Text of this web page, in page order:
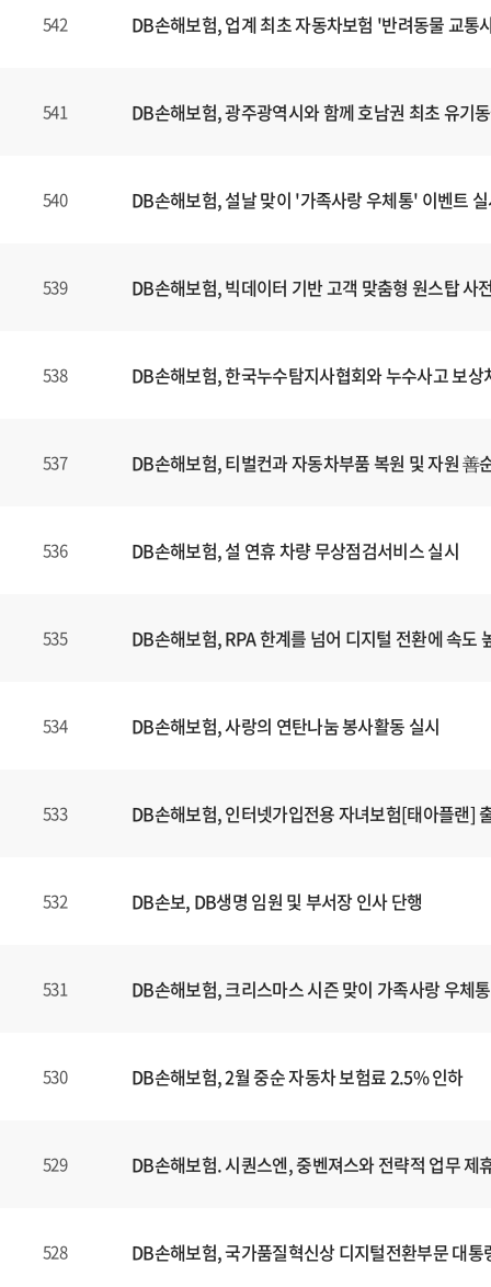
542 DB손해보험, 업계 최초 자동차보험 '반려동물 교통
541 DB손해보험, 광주광역시와 함께 호남권 최초 유기
540 DB손해보험, 설날 맞이 '가족사랑 우체통' 이벤트
539 DB손해보험, 빅데이터 기반 고객 맞춤형 원스탑
538 DB손해보험, 한국누수탐지사협회와 누수사고 보
537 DB손해보험, 티벌컨과 자동차부품 복원 및 자원 善
536 DB손해보험, 설 연휴 차량 무상점검서비스 실시
535 DB손해보험, RPA 한계를 넘어 디지털 전환에 속도
534 DB손해보험, 사랑의 연탄나눔 봉사활동 실시
533 DB손해보험, 인터넷가입전용 자녀보험[태아플랜]
532 DB손보, DB생명 임원 및 부서장 인사 단행
531 DB손해보험, 크리스마스 시즌 맞이 가족사랑 우체
530 DB손해보험, 2월 중순 자동차 보험료 2.5% 인하
529 DB손해보험. 시퀀스엔, 중벤져스와 전략적 업무 제
528 DB손해보험, 국가품질혁신상 디지털전환부문 대통